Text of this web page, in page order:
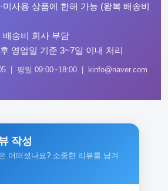
미사용 상품에 한해 가능 (왕복 배송비
배송비 회사 부담
영업일 기준 3~7일 이내 처리
| 평일 09:00~18:00 | kinfo@naver.com
작성
어떠셨나요? 소중한 리뷰를 남겨